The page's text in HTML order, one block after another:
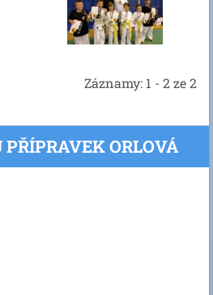
Záznamy: 1 - 2 ze 2
PŘÍPRAVEK ORLOVÁ